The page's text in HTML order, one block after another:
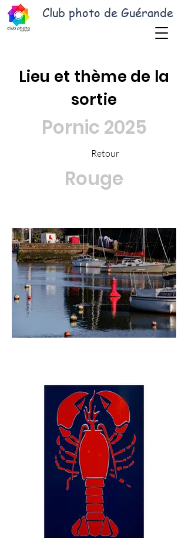
Club photo de Guérande
Lieu et thème de la
sortie
Pornic 2025
Retour
Rouge